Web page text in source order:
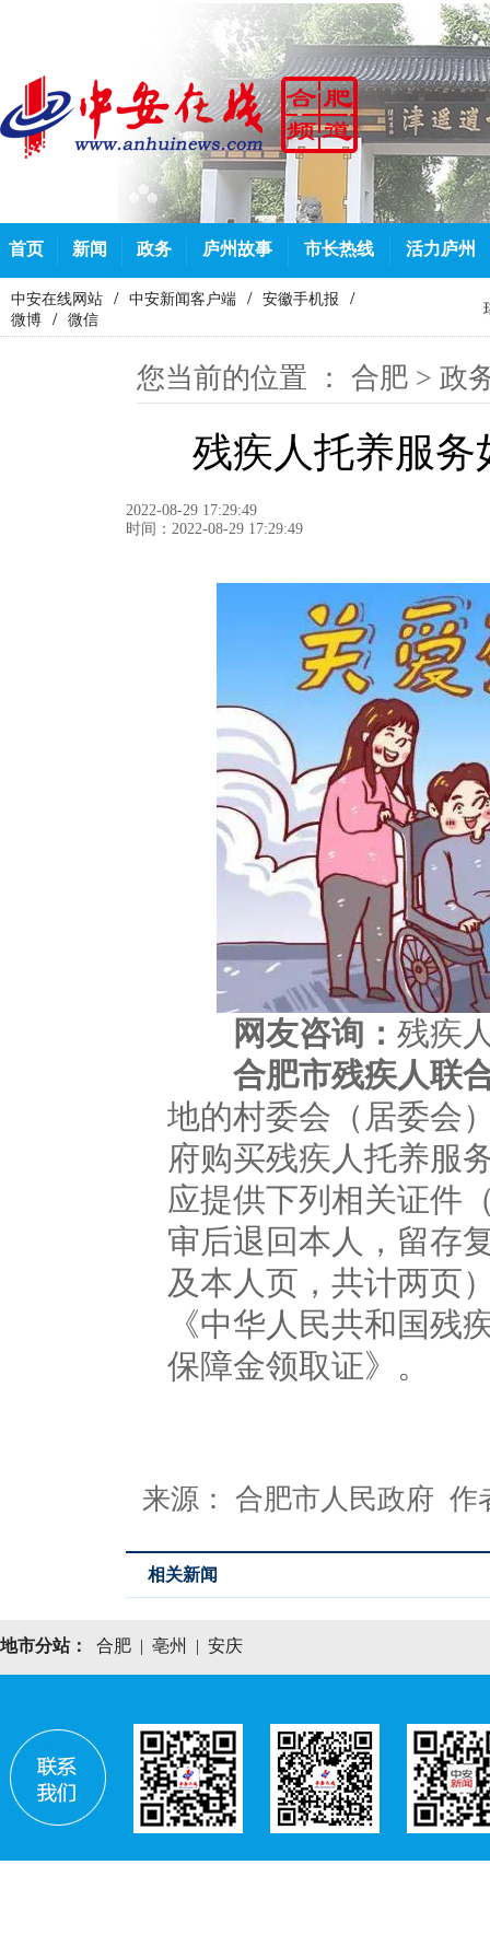
首页 新闻 政务 庐州故事 市长热线 活力庐州
中安在线网站 / 中安新闻客户端 / 安徽手机报 /
微博 / 微信
您当前的位置 ： 合肥 > 政
残疾人托养服
2022-08-29 17:29:49
时间：2022-08-29 17:29:49
网友咨询： 残疾
合肥市残疾人联
地的村委会（居委会
府购买残疾人托养服
应提供下列相关证件
审后退回本人，留存
及本人页，共计两页
《中华人民共和国残
保障金领取证》。
来源： 合肥市人民政府 作
相关新闻
地市分站： 合肥 | 亳州 | 安庆